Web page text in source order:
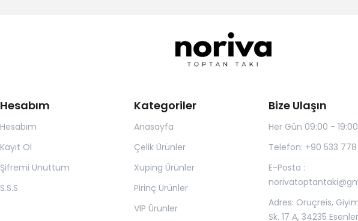
Hesabım
Hesabım
Kayıt Ol
Şifremi Unuttum
S.S.S
Kategoriler
Anasayfa
Çelik Ürünler
Xuping Ürünler
Pirinç Ürünler
VIP Ürünler
Bize Ulaşın
Her Gün 09:00 - 19:00
Telefon: +90 533 778
E-Posta :
Adres: Oruçreis,
Sk. 17 A, 34235